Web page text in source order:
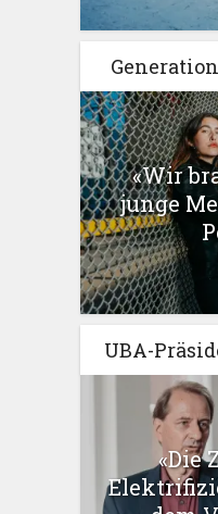
«Wir
junge
UBA-
«Die